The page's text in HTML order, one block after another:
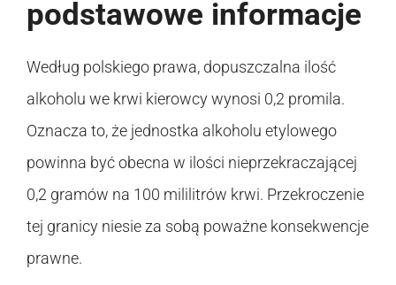
podstawowe informacje
Według polskiego prawa, dopuszczalna ilość
alkoholu we krwi kierowcy wynosi 0,2 promila.
Oznacza to, że jednostka alkoholu etylowego
powinna być obecna w ilości nieprzekraczającej
0,2 gramów na 100 mililitrów krwi. Przekroczenie
tej granicy niesie za sobą poważne konsekwencje
prawne.